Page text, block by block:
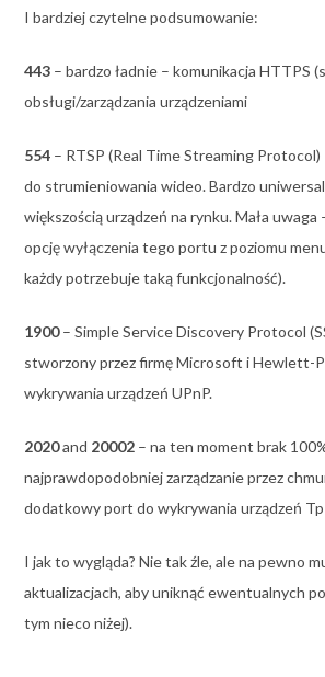
I bardziej czytelne podsumowanie:
443– bardzo ładnie – komunikacja HTTPS
obsługi/zarządzania urządzeniami
554– RTSP (Real Time Streaming Protocol)
do strumieniowania wideo. Bardzo
większością urządzeń na rynku. Mała uwaga
opcję wyłączenia tego portu z poziomu
każdy potrzebuje taką funkcjonalność).
1900– Simple Service Discovery Protocol
stworzony przez firmę Microsoft i Hewlett-
wykrywania urządzeń UPnP.
2020and 20002– na ten moment brak
najprawdopodobniej zarządzanie przez
dodatkowy port do wykrywania urządzeń
I jak to wygląda? Nie tak źle, ale na pewno
aktualizacjach, aby uniknąć ewentualnych
tym nieco niżej).